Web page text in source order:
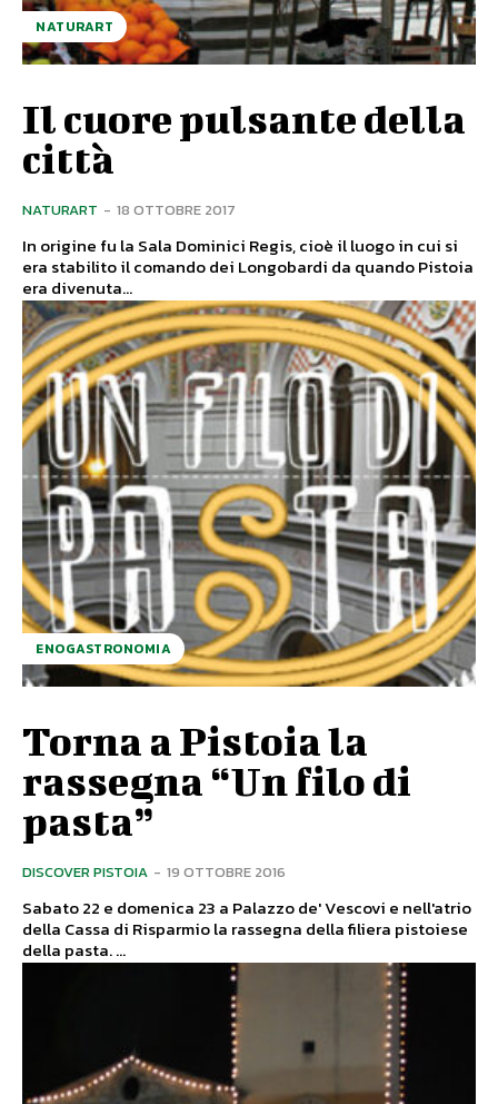
NATURART
Il cuore pulsante della
città
NATURART - 18 OTTOBRE 2017
In origine fu la Sala Dominici Regis, cioè il luogo in cui si
era stabilito il comando dei Longobardi da quando Pistoia
era divenuta...
ENOGASTRONOMIA
Torna a Pistoia la
rassegna “Un filo di
pasta”
DISCOVER PISTOIA - 19 OTTOBRE 2016
Sabato 22 e domenica 23 a Palazzo de' Vescovi e nell'atrio
della Cassa di Risparmio la rassegna della filiera pistoiese
della pasta. ...